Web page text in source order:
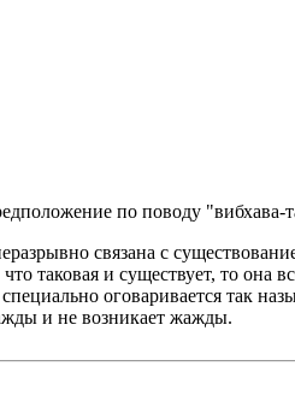
по поводу "вибхава-
связана с
таковая и существует, то она
оговаривается так
и не возникает жажды.